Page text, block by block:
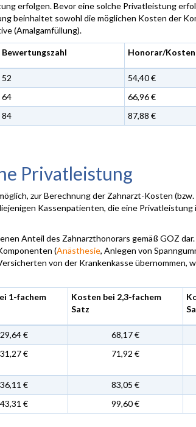
erfolgen. Bevor eine solche Privatleistung
beinhaltet sowohl die möglichen Kosten der
(Amalgamfüllung).
Bewertungszahl Honorar/Kosten
52
54,40 €
64
66,96 €
84 87,88 €
Privatleistung
zur Berechnung der Zahnarzt-Kosten
Kassenpatienten, die eine Privatleistung
Anteil des Zahnarzthonorars gemäß GOZ
(Anästhesie, Anlegen von
von der Krankenkasse übernommen,
1-fachem
Kosten bei 2,3-fachem
Satz
29,64 € 68,17 €
31,27 € 71,92 €
36,11 € 83,05 €
43,31 € 99,60 €